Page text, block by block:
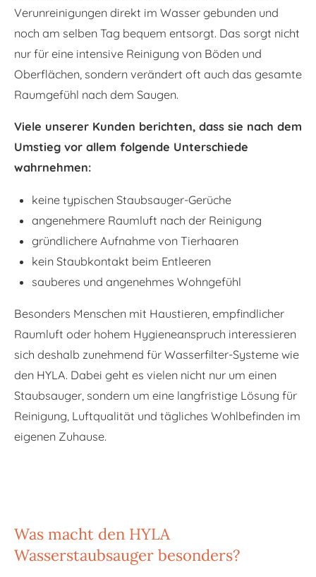
Verunreinigungen direkt im Wasser gebunden und
noch am selben Tag bequem entsorgt. Das sorgt nicht
nur für eine intensive Reinigung von Böden und
Oberflächen, sondern verändert oft auch das gesamte
Raumgefühl nach dem Saugen.
Viele unserer Kunden berichten, dass sie nach dem
Umstieg vor allem folgende Unterschiede
wahrnehmen:
keine typischen Staubsauger-Gerüche
angenehmere Raumluft nach der Reinigung
gründlichere Aufnahme von Tierhaaren
kein Staubkontakt beim Entleeren
sauberes und angenehmes Wohngefühl
Besonders Menschen mit Haustieren, empfindlicher
Raumluft oder hohem Hygieneanspruch interessieren
sich deshalb zunehmend für Wasserfilter-Systeme wie
den HYLA. Dabei geht es vielen nicht nur um einen
Staubsauger, sondern um eine langfristige Lösung für
Reinigung, Luftqualität und tägliches Wohlbefinden im
eigenen Zuhause.
Was macht den HYLA
Wasserstaubsauger besonders?